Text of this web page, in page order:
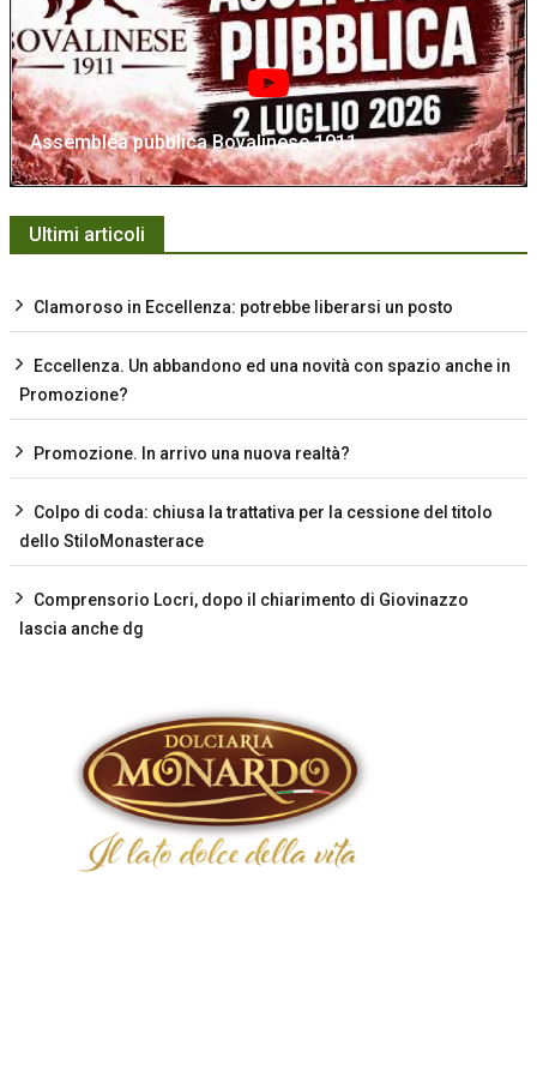
Assemblea pubblica Bovalinese 1911
Ultimi articoli
Clamoroso in Eccellenza: potrebbe liberarsi un posto
Eccellenza. Un abbandono ed una novità con spazio anche in
Promozione?
Promozione. In arrivo una nuova realtà?
Colpo di coda: chiusa la trattativa per la cessione del titolo
dello StiloMonasterace
Comprensorio Locri, dopo il chiarimento di Giovinazzo
lascia anche dg